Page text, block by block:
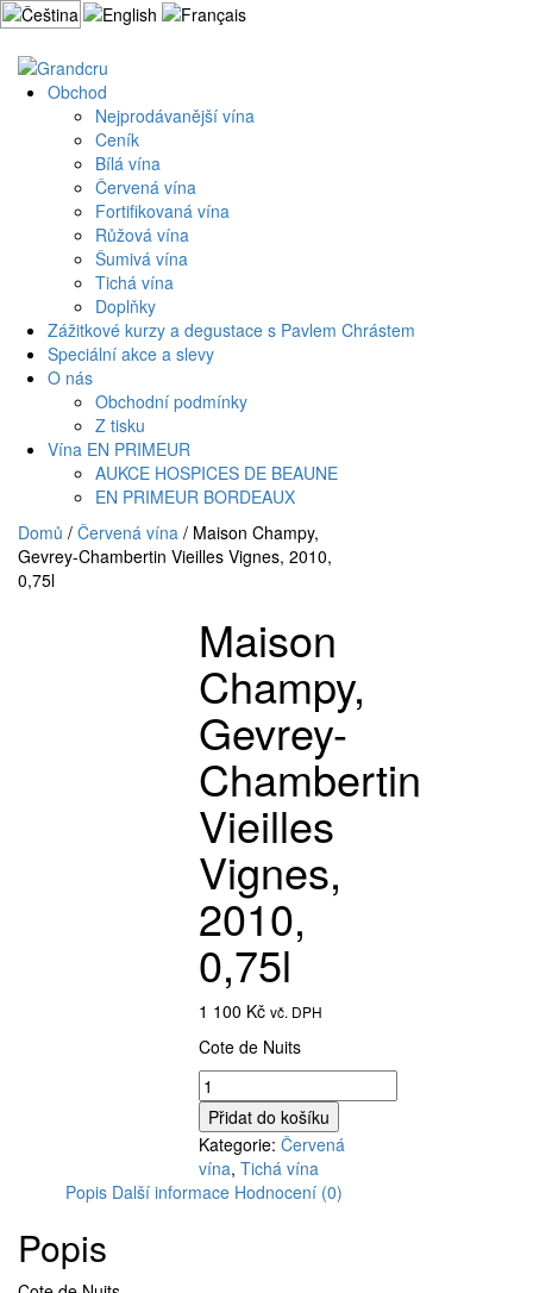
Přejít
k
obsahu
webu Obchod
Nejprodávanější vína
Ceník
Bílá vína
Červená vína
Fortifikovaná vína
Růžová vína
Šumivá vína
Tichá vína
Doplňky
Zážitkové kurzy a degustace s Pavlem Chrástem
Speciální akce a slevy
O nás
Obchodní podmínky
Z tisku
Vína EN PRIMEUR
AUKCE HOSPICES DE BEAUNE
EN PRIMEUR BORDEAUX
Domů / Červená vína / Maison Champy,
Gevrey-Chambertin Vieilles Vignes, 2010,
0,75l
Maison
Champy,
Gevrey-
Chambertin
Vieilles
Vignes,
2010,
0,75l
1 100 Kč vč. DPH
Cote de Nuits
Maison
Champy,
Gevrey-
Chambertin
Vieilles
Vignes,
Přidat do košíku
Kategorie:Červená
vína,Tichá vína
Popis Další informace Hodnocení (0)
Popis